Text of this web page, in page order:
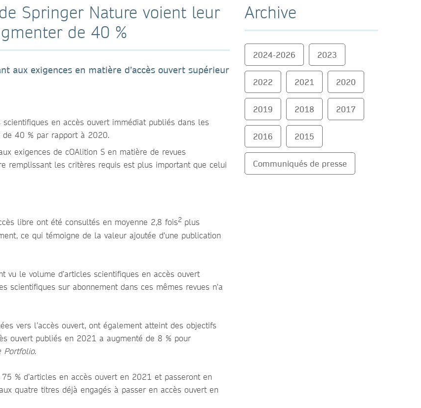
Springer Nature voient leur
de 40 %
aux exigences en matière d’accès ouvert supérieur
en accès ouvert immédiat publiés dans les
de 40 % par rapport à 2020.
exigences de cOAlition S en matière de revues
remplissant les critères requis est plus important que celui
libre ont été consultés en moyenne 2,8 fois2 plus
ce qui témoigne de la valeur ajoutée d'une publication
vu le volume d’articles scientifiques en accès ouvert
scientifiques sur abonnement dans ces mêmes revues n'a
vers l’accès ouvert, ont également atteint des objectifs
ouvert publiés en 2021 a augmenté de 8 % pour
Portfolio.
% d’articles en accès ouvert en 2021 et passeront en
quatre titres déjà engagés à passer en accès ouvert en
Archive
2024-2026 2023
2022 2021 2020
2019 2018 2017
2016 2015
Communiqués de presse